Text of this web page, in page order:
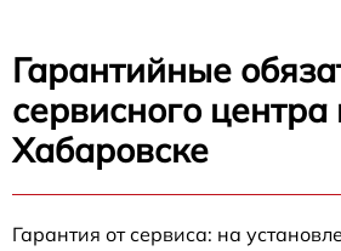
Гарантийные
сервисного центра
Хабаровске
Гарантия от сервиса: на